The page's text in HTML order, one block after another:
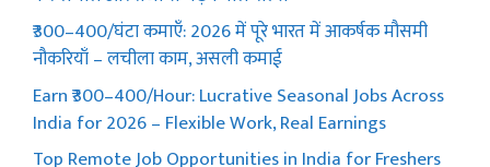
₹300–400/घंटा कमाएँ: 2026 में पूरे भारत में आकर्षक मौसमी
नौकरियाँ – लचीला काम, असली कमाई
Earn ₹300–400/Hour: Lucrative Seasonal Jobs Across
India for 2026 – Flexible Work, Real Earnings
Top Remote Job Opportunities in India for Freshers